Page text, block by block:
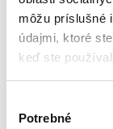
môžu príslušné
údajmi, ktoré
keď ste
súhlasu
Potrebné